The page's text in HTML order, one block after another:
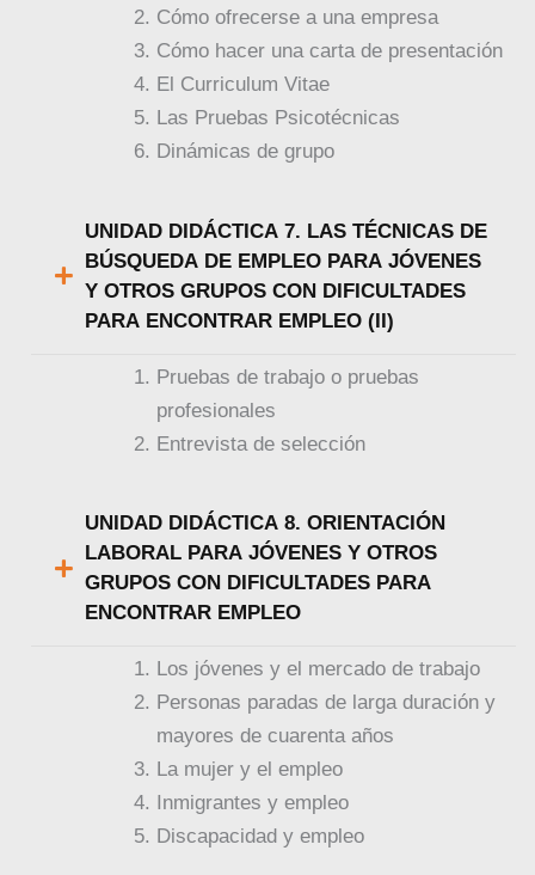
Cómo ofrecerse a una empresa
Cómo hacer una carta de presentación
El Curriculum Vitae
Las Pruebas Psicotécnicas
Dinámicas de grupo
UNIDAD DIDÁCTICA 7. LAS TÉCNICAS DE
BÚSQUEDA DE EMPLEO PARA JÓVENES
Y OTROS GRUPOS CON DIFICULTADES
PARA ENCONTRAR EMPLEO (II)
Pruebas de trabajo o pruebas
profesionales
Entrevista de selección
UNIDAD DIDÁCTICA 8. ORIENTACIÓN
LABORAL PARA JÓVENES Y OTROS
GRUPOS CON DIFICULTADES PARA
ENCONTRAR EMPLEO
Los jóvenes y el mercado de trabajo
Personas paradas de larga duración y
mayores de cuarenta años
La mujer y el empleo
Inmigrantes y empleo
Discapacidad y empleo